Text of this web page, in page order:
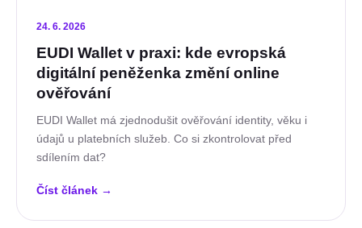
24. 6. 2026
EUDI Wallet v praxi: kde evropská
digitální peněženka změní online
ověřování
EUDI Wallet má zjednodušit ověřování identity, věku i
údajů u platebních služeb. Co si zkontrolovat před
sdílením dat?
Číst článek →